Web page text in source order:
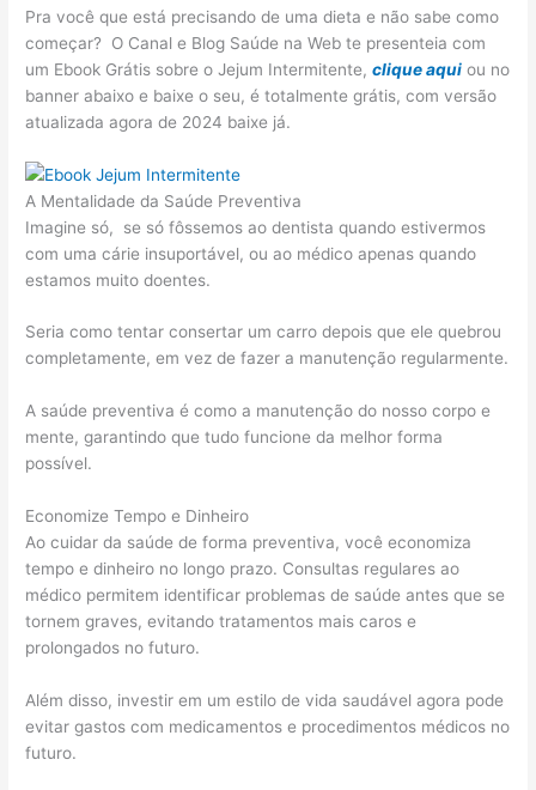
Pra você que está precisando de uma dieta e não sabe como
começar? O Canal e Blog Saúde na Web te presenteia com
um Ebook Grátis sobre o Jejum Intermitente,clique aqui ou no
banner abaixo e baixe o seu, é totalmente grátis, com versão
atualizada agora de 2024 baixe já.
A Mentalidade da Saúde Preventiva
Imagine só, se só fôssemos ao dentista quando estivermos
com uma cárie insuportável, ou ao médico apenas quando
estamos muito doentes.
Seria como tentar consertar um carro depois que ele quebrou
completamente, em vez de fazer a manutenção regularmente.
A saúde preventiva é como a manutenção do nosso corpo e
mente, garantindo que tudo funcione da melhor forma
possível.
Economize Tempo e Dinheiro
Ao cuidar da saúde de forma preventiva, você economiza
tempo e dinheiro no longo prazo. Consultas regulares ao
médico permitem identificar problemas de saúde antes que se
tornem graves, evitando tratamentos mais caros e
prolongados no futuro.
Além disso, investir em um estilo de vida saudável agora pode
evitar gastos com medicamentos e procedimentos médicos no
futuro.